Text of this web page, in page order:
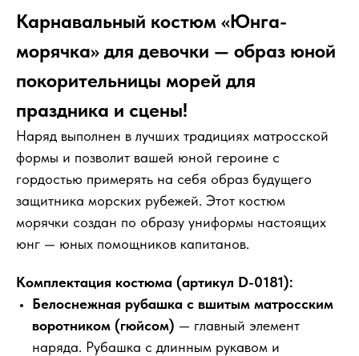
Карнавальный костюм «Юнга-
морячка» для девочки — образ юной
покорительницы морей для
праздника и сцены!
Наряд выполнен в лучших традициях матросской
формы и позволит вашей юной героине с
гордостью примерять на себя образ будущего
защитника морских рубежей. Этот костюм
морячки создан по образу униформы настоящих
юнг — юных помощников капитанов.
Комплектация костюма (артикул D-0181):
Белоснежная рубашка с вшитым матросским
воротником (гюйсом) — главный элемент
наряда. Рубашка с длинным рукавом и